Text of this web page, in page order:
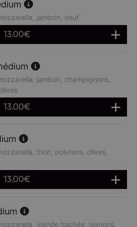
jambon, oeuf
13.00€
jambon, champignons,
13.00€
thon, poivrons, olives,
13.00€
viande hachée, oignons,